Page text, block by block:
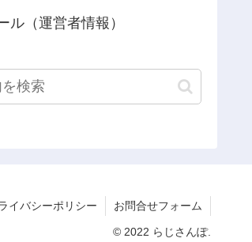
ル（運営者情報）
イバシーポリシー お問合せフォーム
© 2022 らじさんぽ.